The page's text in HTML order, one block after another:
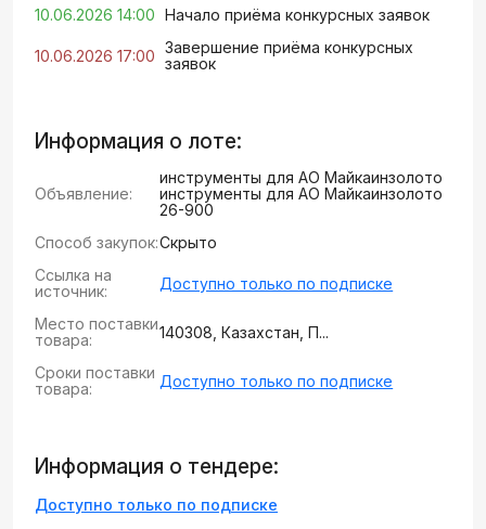
10.06.2026 14:00 Начало приёма конкурсных заявок
10.06.2026 17:00 Завершение приёма конкурсных
заявок
Информация о лоте:
Объявление:
инструменты для АО Майкаинзолото
инструменты для АО Майкаинзолото
26-900
Способ закупок:Скрыто
Ссылка на
источник:
Доступно только по подписке
Место поставки
товара:
140308, Казахстан, П...
Сроки поставки
товара:
Доступно только по подписке
Информация о тендере:
Доступно только по подписке